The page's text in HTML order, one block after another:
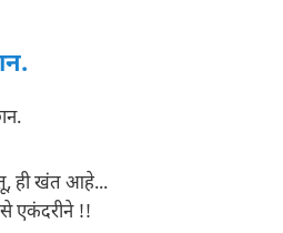
तू, ही खंत आहे...
एकंदरीने !!